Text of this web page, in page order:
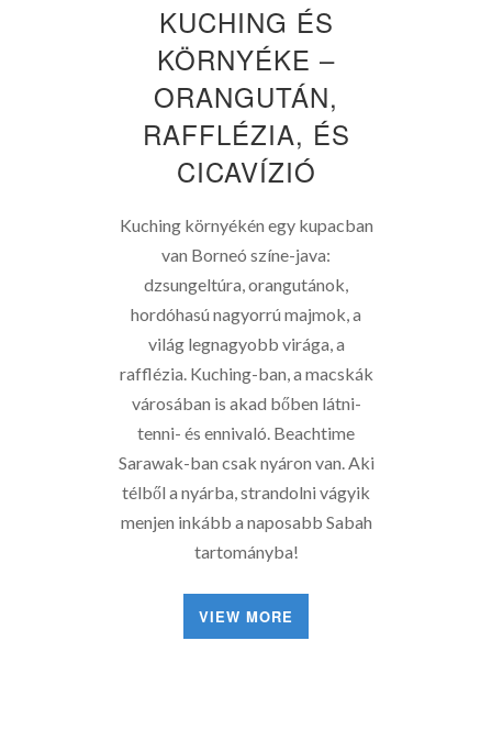
KUCHING ÉS
KÖRNYÉKE –
ORANGUTÁN,
RAFFLÉZIA, ÉS
CICAVÍZIÓ
Kuching környékén egy kupacban
van Borneó színe-java:
dzsungeltúra, orangutánok,
hordóhasú nagyorrú majmok, a
világ legnagyobb virága, a
rafflézia. Kuching-ban, a macskák
városában is akad bőben látni-
tenni- és ennivaló. Beachtime
Sarawak-ban csak nyáron van. Aki
télből a nyárba, strandolni vágyik
menjen inkább a naposabb Sabah
tartományba!
VIEW MORE